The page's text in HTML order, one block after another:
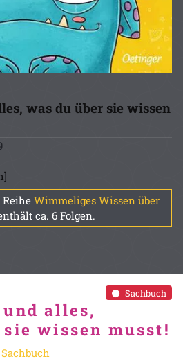
was du über sie wissen
Reihe Wimmeliges Wissen über
ca. 6 Folgen.
Sachbuch
alles,
wissen musst!